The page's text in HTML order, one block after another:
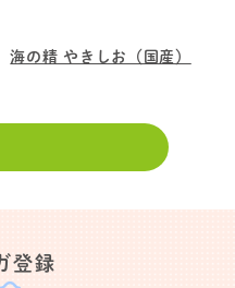
海の精 やきしお（国産）
登録